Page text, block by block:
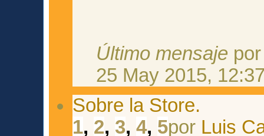
Último mensaje
25 May 2015,
Sobre la Store.
1, 2, 3,4, 5por Luis